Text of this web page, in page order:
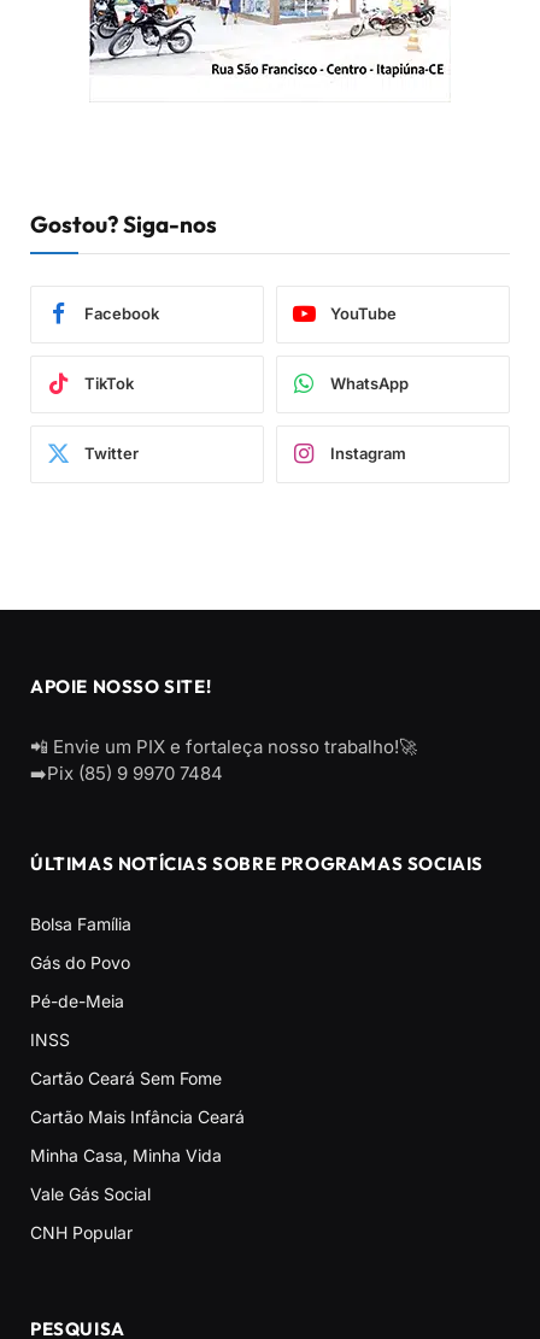
Gostou? Siga-nos
Facebook YouTube
TikTok WhatsApp
Twitter Instagram
APOIE NOSSO SITE!
📲 Envie um PIX e fortaleça nosso trabalho!🚀
➡️Pix (85) 9 9970 7484
ÚLTIMAS NOTÍCIAS SOBRE PROGRAMAS SOCIAIS
Bolsa Família
Gás do Povo
Pé-de-Meia
INSS
Cartão Ceará Sem Fome
Cartão Mais Infância Ceará
Minha Casa, Minha Vida
Vale Gás Social
CNH Popular
PESQUISA